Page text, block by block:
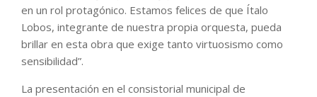
en un rol protagónico. Estamos felices de que Ítalo
Lobos, integrante de nuestra propia orquesta, pueda
brillar en esta obra que exige tanto virtuosismo como
sensibilidad”.
La presentación en el consistorial municipal de